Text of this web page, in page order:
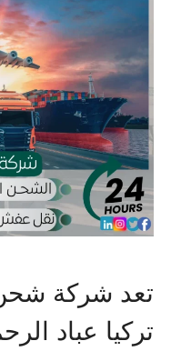
تعد شركة
تركيا عباد